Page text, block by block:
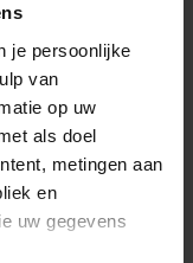
je persoonlijke
van
op uw
als doel
metingen aan
en
uw gegevens